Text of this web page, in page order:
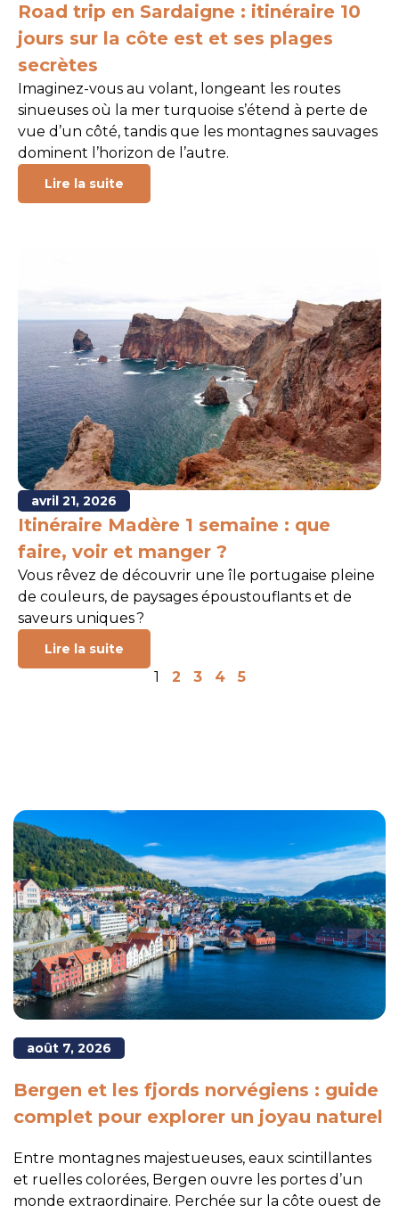
Road trip en Sardaigne : itinéraire 10
jours sur la côte est et ses plages
secrètes
Imaginez-vous au volant, longeant les routes
sinueuses où la mer turquoise s’étend à perte de
vue d’un côté, tandis que les montagnes sauvages
dominent l’horizon de l’autre.
Lire la suite
avril 21, 2026
Itinéraire Madère 1 semaine : que
faire, voir et manger ?
Vous rêvez de découvrir une île portugaise pleine
de couleurs, de paysages époustouflants et de
saveurs uniques ?
Lire la suite
1 2 3 4 5
août 7, 2026
Bergen et les fjords norvégiens : guide
complet pour explorer un joyau naturel
Entre montagnes majestueuses, eaux scintillantes
et ruelles colorées, Bergen ouvre les portes d’un
monde extraordinaire. Perchée sur la côte ouest de